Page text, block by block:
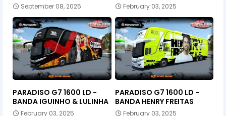
September 08, 2025 February 03, 2025
PARADISO G7 1600 LD -
BANDA IGUINHO & LULINHA
February 03, 2025
PARADISO G7 1600 LD -
BANDA HENRY FREITAS
February 03, 2025